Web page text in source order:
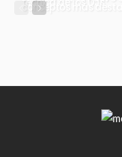
técnica de los DJs
conceptos más